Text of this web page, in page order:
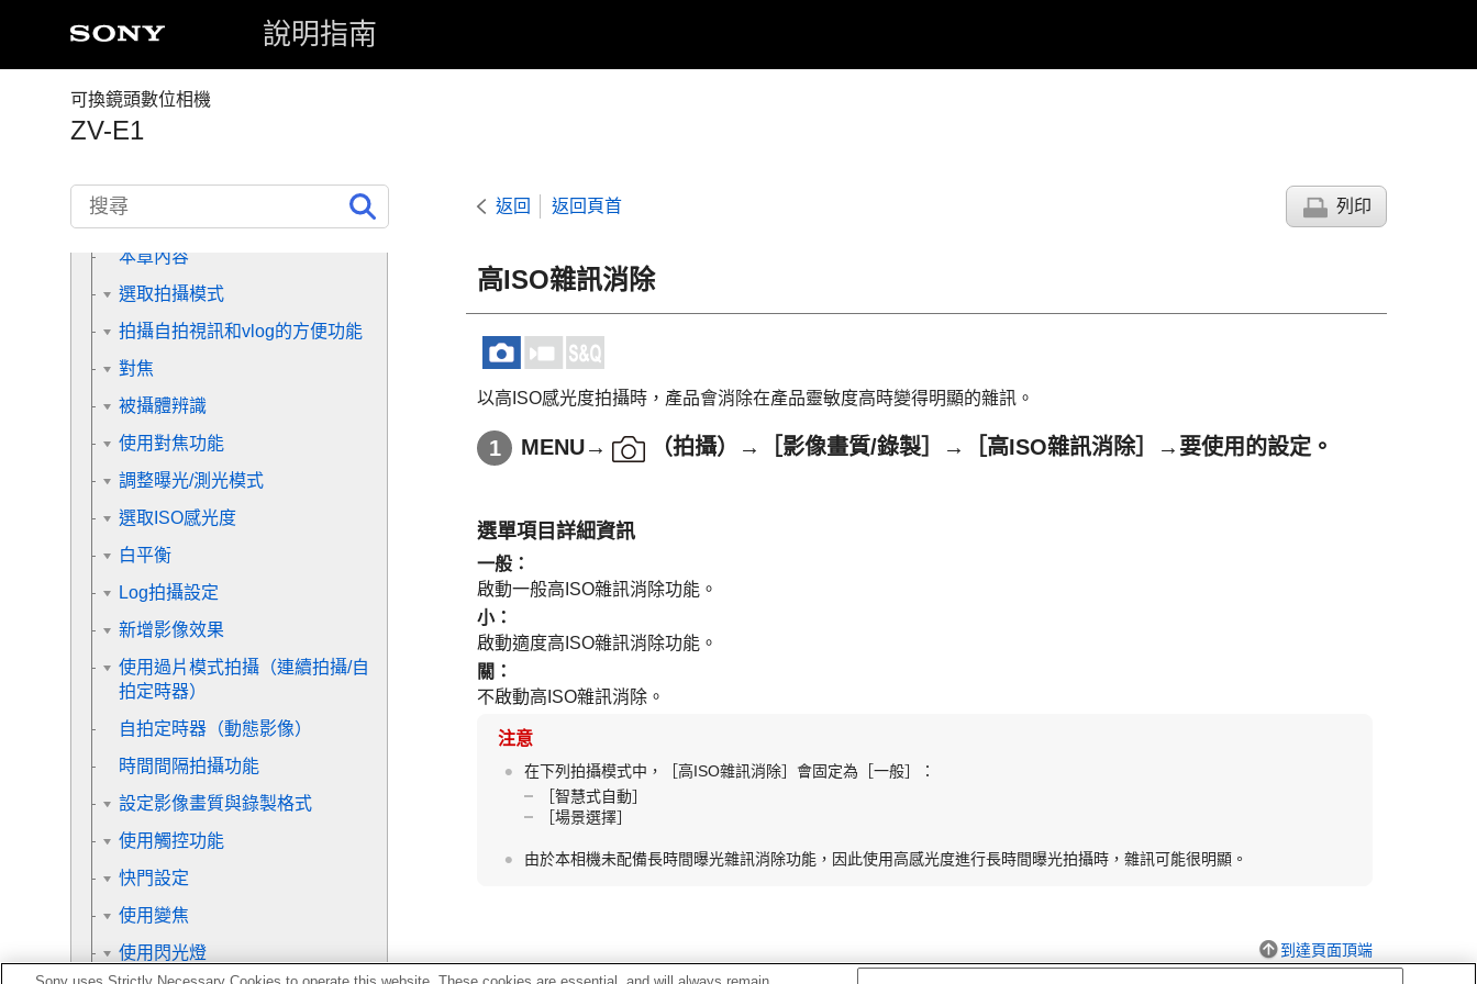
說明指南
可換鏡頭數位相機
ZV-E1
返回 返回頁首 列印
高ISO雜訊消除
以高ISO感光度拍攝時，產品會消除在產品靈敏度高時變得明顯的雜訊。
MENU→ （拍攝）→ ［影像畫質/錄製］ → ［高ISO雜訊消除］ →要使用的設定。
選單項目詳細資訊
一般 ：
啟動一般高ISO雜訊消除功能。
小：
啟動適度高ISO雜訊消除功能。
關 ：
不啟動高ISO雜訊消除。
注意
在下列拍攝模式中， ［高ISO雜訊消除］ 會固定為 ［一般］
：
［智慧式自動］
［場景選擇］
由於本相機未配備長時間曝光雜訊消除功能，因此使用高感光度進行長時間曝光拍攝時，雜訊可能很明顯。
到達頁面頂端
基本操作
準備相機/基本拍攝操作
從MENU尋找功能
使用拍攝功能
本章內容
選取拍攝模式
拍攝自拍視訊和vlog的方便功能
對焦
被攝體辨識
使用對焦功能
調整曝光/測光模式
選取ISO感光度
白平衡
Log拍攝設定
新增影像效果
使用過片模式拍攝（連續拍攝/自
拍定時器）
自拍定時器 （動態影像）
時間間隔拍攝功能
設定影像畫質與錄製格式
使用觸控功能
快門設定
使用變焦
使用閃光燈